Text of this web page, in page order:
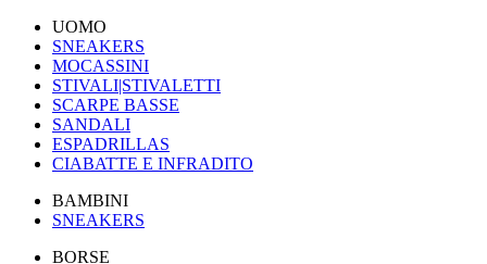
UOMO
SNEAKERS
MOCASSINI
STIVALI|STIVALETTI
SCARPE BASSE
SANDALI
ESPADRILLAS
CIABATTE E INFRADITO
BAMBINI
SNEAKERS
BORSE